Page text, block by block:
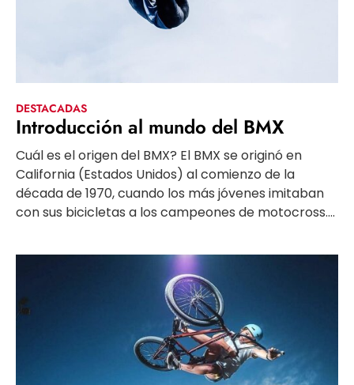
DESTACADAS
Introducción al mundo del BMX
Cuál es el origen del BMX? El BMX se originó en
California (Estados Unidos) al comienzo de la
década de 1970, cuando los más jóvenes imitaban
con sus bicicletas a los campeones de motocross....